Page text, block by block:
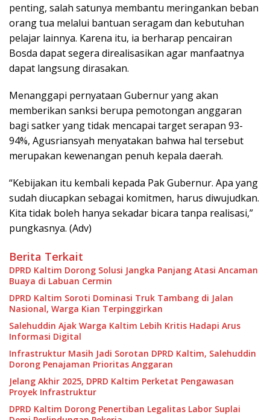
penting, salah satunya membantu meringankan beban
orang tua melalui bantuan seragam dan kebutuhan
pelajar lainnya. Karena itu, ia berharap pencairan
Bosda dapat segera direalisasikan agar manfaatnya
dapat langsung dirasakan.
Menanggapi pernyataan Gubernur yang akan
memberikan sanksi berupa pemotongan anggaran
bagi satker yang tidak mencapai target serapan 93-
94%, Agusriansyah menyatakan bahwa hal tersebut
merupakan kewenangan penuh kepala daerah.
“Kebijakan itu kembali kepada Pak Gubernur. Apa yang
sudah diucapkan sebagai komitmen, harus diwujudkan.
Kita tidak boleh hanya sekadar bicara tanpa realisasi,”
pungkasnya. (Adv)
Berita Terkait
DPRD Kaltim Dorong Solusi Jangka Panjang Atasi Ancaman
Buaya di Labuan Cermin
DPRD Kaltim Soroti Dominasi Truk Tambang di Jalan
Nasional, Warga Kian Terpinggirkan
Salehuddin Ajak Warga Kaltim Lebih Kritis Hadapi Arus
Informasi Digital
Infrastruktur Masih Jadi Sorotan DPRD Kaltim, Salehuddin
Dorong Penajaman Prioritas Anggaran
Jelang Akhir 2025, DPRD Kaltim Perketat Pengawasan
Proyek Infrastruktur
DPRD Kaltim Dorong Penertiban Legalitas Labor Suplai